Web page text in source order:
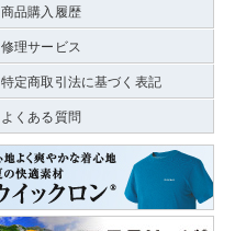
商品購入履歴
修理サービス
特定商取引法に基づく表記
よくある質問